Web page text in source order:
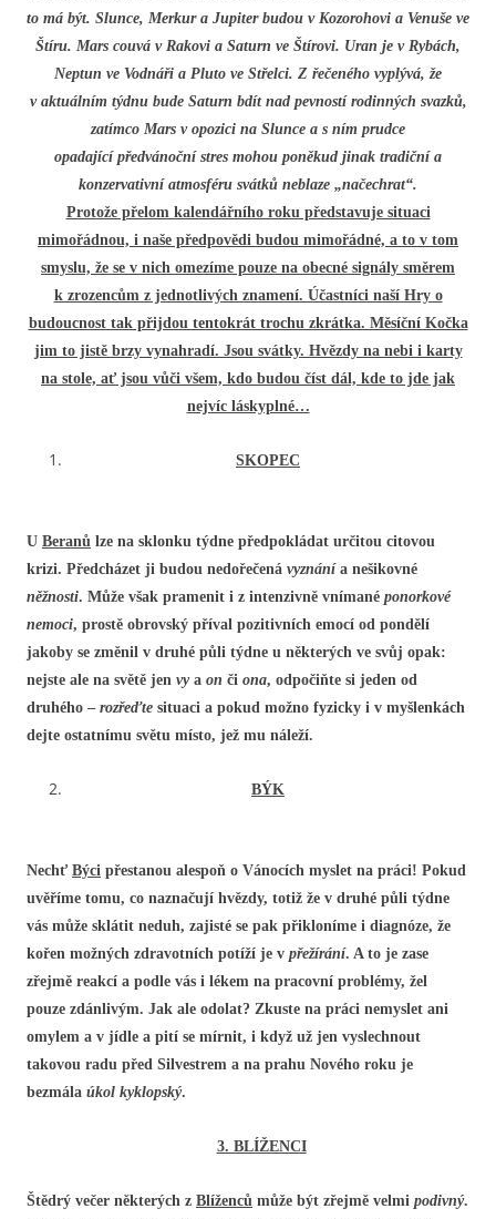
to má být. Slunce, Merkur a Jupiter budou v Kozorohovi a Venuše ve
Štíru. Mars couvá v Rakovi a Saturn ve Štírovi. Uran je v Rybách,
Neptun ve Vodnáři a Pluto ve Střelci. Z řečeného vyplývá, že
v aktuálním týdnu bude Saturn bdít nad pevností rodinných svazků,
zatímco Mars v opozici na Slunce a s ním prudce
opadající předvánoční stres mohou poněkud jinak tradiční a
konzervativní atmosféru svátků neblaze „načechrat“.
Protože přelom kalendářního roku představuje situaci
mimořádnou, i naše předpovědi budou mimořádné, a to v tom
smyslu, že se v nich omezíme pouze na obecné signály směrem
k zrozencům z jednotlivých znamení. Účastníci naší Hry o
budoucnost tak přijdou tentokrát trochu zkrátka. Měsíční Kočka
jim to jistě brzy vynahradí. Jsou svátky. Hvězdy na nebi i karty
na stole, ať jsou vůči všem, kdo budou číst dál, kde to jde jak
nejvíc láskyplné…
SKOPEC
U Beranů lze na sklonku týdne předpokládat určitou citovou
krizi. Předcházet ji budou nedořečená vyznánía nešikovné
něžnosti. Může však pramenit i z intenzivně vnímané ponorkové
nemoci, prostě obrovský příval pozitivních emocí od pondělí
jakoby se změnil v druhé půli týdne u některých ve svůj opak:
nejste ale na světě jen vya on či ona, odpočiňte si jeden od
druhého – rozřeďte situaci a pokud možno fyzicky i v myšlenkách
dejte ostatnímu světu místo, jež mu náleží.
BÝK
Nechť Býci přestanou alespoň o Vánocích myslet na práci! Pokud
uvěříme tomu, co naznačují hvězdy, totiž že v druhé půli týdne
vás může sklátit neduh, zajisté se pak přikloníme i diagnóze, že
kořen možných zdravotních potíží je v přežírání. A to je zase
zřejmě reakcí a podle vás i lékem na pracovní problémy, žel
pouze zdánlivým. Jak ale odolat? Zkuste na práci nemyslet ani
omylem a v jídle a pití se mírnit, i když už jen vyslechnout
takovou radu před Silvestrem a na prahu Nového roku je
bezmála úkol kyklopský.
3. BLÍŽENCI
Štědrý večer některých z Blíženců může být zřejmě velmi podivný.